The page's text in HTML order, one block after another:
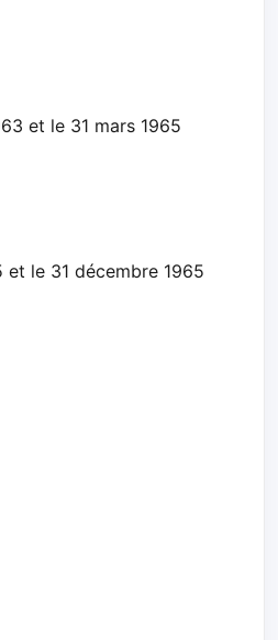
et le 31 mars 1965
et le 31 décembre 1965